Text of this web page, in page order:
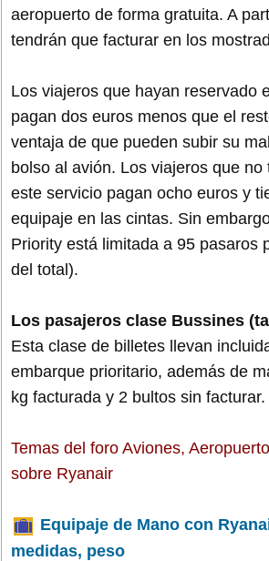
aeropuerto de forma gratuita. A
tendrán que facturar en los
Los viajeros que hayan reservado
pagan dos euros menos que el
ventaja de que pueden subir su
bolso al avión. Los viajeros que no
este servicio pagan ocho euros y
equipaje en las cintas. Sin
Priority está limitada a 95 pasaros
del total).
Los pasajeros clase Bussines
Esta clase de billetes llevan
embarque prioritario, además de
kg facturada y 2 bultos sin facturar.
Temas del foro Aviones,
sobre Ryanair
Equipaje de Mano con
medidas, peso